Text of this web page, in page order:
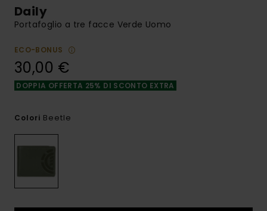
Daily
Portafoglio a tre facce Verde Uomo
ECO-BONUS
30,00 €
DOPPIA OFFERTA 25% DI SCONTO EXTRA
Colori Beetle